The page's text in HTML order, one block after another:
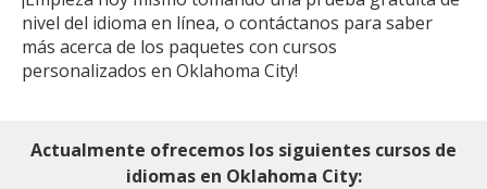
nivel del idioma en línea, o contáctanos para saber
más acerca de los paquetes con cursos
personalizados en Oklahoma City!
Actualmente ofrecemos los siguientes cursos de
idiomas en Oklahoma City: